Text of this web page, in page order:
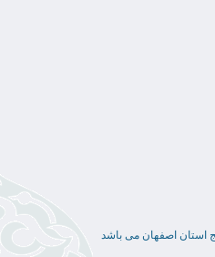
استان اصفهان می باشد